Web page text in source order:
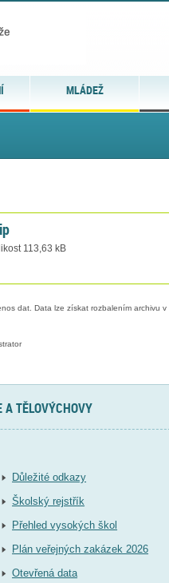
MLÁDEŽ
113,63 kB
dat. Data lze získat rozbalením archivu
TĚLOVÝCHOVY
Důležité odkazy
Školský rejstřík
Přehled vysokých škol
Plán veřejných zakázek 2026
Otevřená data